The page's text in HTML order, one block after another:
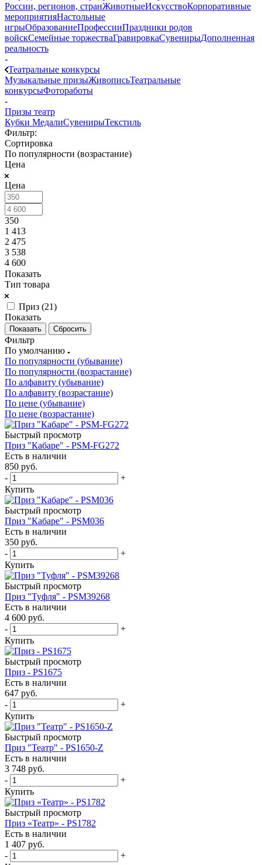
России, регионов, странЖивотныеИскусствоКорпоративные
мероприятияНастольные
игрыОбразованиеПрофессииПраздники родов
войскСемейные торжестваГравировкаСувенирыДополненная
реальность
-
Театральные конкурсы
Музыкальные призыЖивописьТеатральные
конкурсыФотоработы
-
Призы театр
Кубки МедалиСувенирыТекстиль
Фильтр:
Сортировка
По популярности (возрастание)
Цена
Цена
350
1 413
2 475
3 538
4 600
Показать
Тип товара
Приз (21)
Показать
Сбросить
Фильтр
По умолчанию
По популярности (убывание)
По популярности (возрастание)
По алфавиту (убывание)
По алфавиту (возрастание)
По цене (убывание)
По цене (возрастание)
Быстрый просмотр
Приз "Кабаре" - PSM-FG272
Есть в наличии
850 руб.
-
+
Купить
Быстрый просмотр
Приз "Кабаре" - PSM036
Есть в наличии
350 руб.
-
+
Купить
Быстрый просмотр
Приз "Туфля" - PSM39268
Есть в наличии
4 600 руб.
-
+
Купить
Быстрый просмотр
Приз - PS1675
Есть в наличии
647 руб.
-
+
Купить
Быстрый просмотр
Приз "Театр" - PS1650-Z
Есть в наличии
3 748 руб.
-
+
Купить
Быстрый просмотр
Приз «Театр» - PS1782
Есть в наличии
1 407 руб.
-
+